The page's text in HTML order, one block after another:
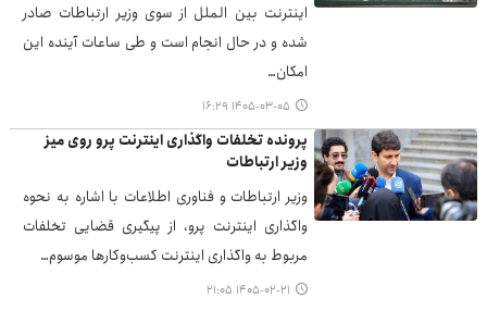
اینترنت بین الملل از سوی وزیر ارتباطات صادر
شده و در حال انجام است و طی ساعات آینده این
امکان…
۱۴۰۵-۰۳-۰۵ ۱۶:۲۹
پرونده تخلفات واگذاری اینترنت پرو روی میز
وزیر ارتباطات
وزیر ارتباطات و فناوری اطلاعات با اشاره به نحوه
واگذاری اینترنت پرو، از پیگیری قضایی تخلفات
مربوط به واگذاری اینترنت کسب‌وکارها موسوم…
۱۴۰۵-۰۲-۲۱ ۲۱:۰۵